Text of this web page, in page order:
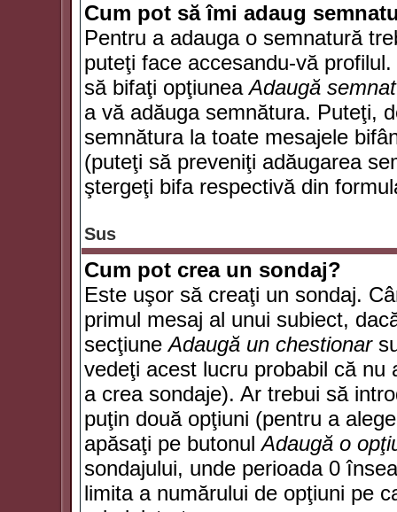
Cum pot să îmi adaug
Pentru a adauga o semnatură
puteţi face accesandu-vă
să bifaţi opţiuneaAdaugă
a vă adăuga semnătura. Puteţi,
semnătura la toate mesajele
(puteţi să preveniţi adăugarea
ştergeţi bifa respectivă din
Sus
Cum pot crea un sondaj?
Este uşor să creaţi un sondaj.
primul mesaj al unui subiect,
secţiuneAdaugă un chestionar
vedeţi acest lucru probabil că nu
a crea sondaje). Ar trebui să
puţin două opţiuni (pentru a
apăsaţi pe butonulAdaugă o
sondajului, unde perioada 0
limita a numărului de opţiuni pe